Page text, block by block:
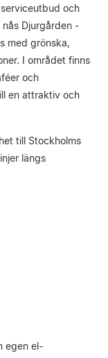
och
Djurgården -
med grönska,
I området finns
och
en attraktiv och
till Stockholms
längs
egen el-